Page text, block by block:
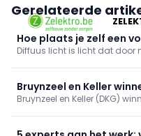
Gerelateerde
Hoe plaats je zelf een
Diffuus licht is licht dat door
Bruynzeel en Keller
2026 voor biobased
Bruynzeel en Keller (DKG)
duurzame, schaalbare en